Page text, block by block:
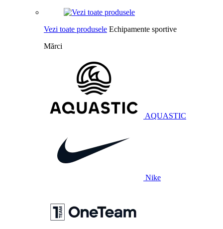
Vezi toate produsele Echipamente sportive
Mărci
AQUASTIC
Nike